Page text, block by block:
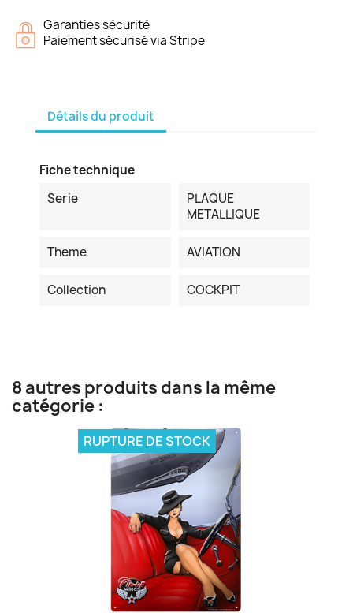
Garanties sécurité
Paiement sécurisé via Stripe
Détails du produit
Fiche technique
Serie
PLAQUE
METALLIQUE
Theme AVIATION
Collection COCKPIT
8 autres produits dans la même
catégorie :
RUPTURE DE STOCK